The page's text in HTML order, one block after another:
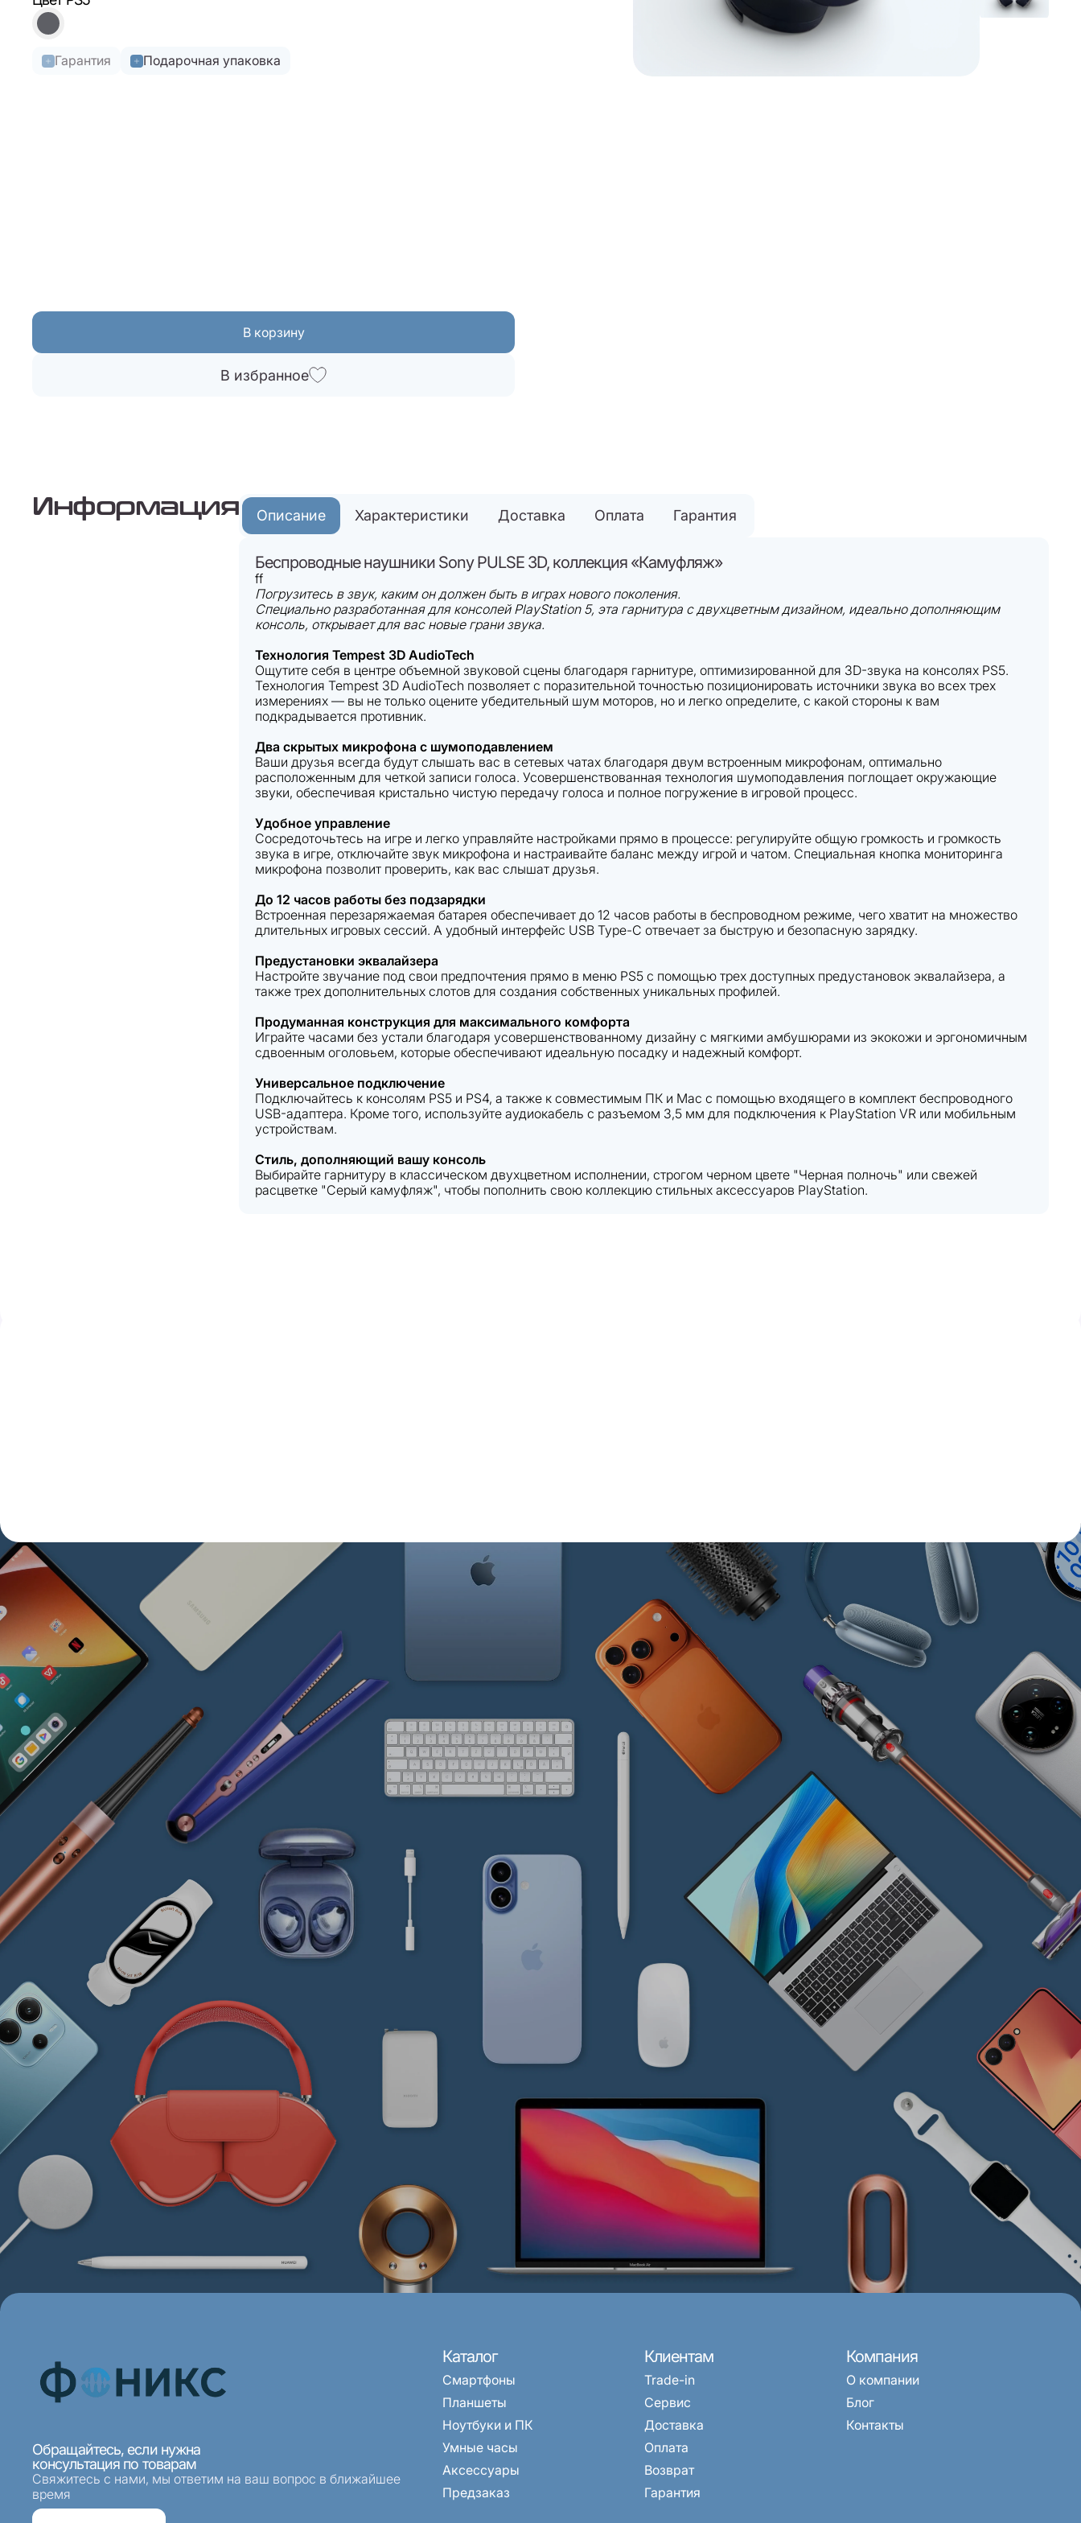
Гарантия Подарочная упаковка
В корзину
В избранное
Информация Описание Характеристики Доставка Оплата Гарантия
Беспроводные наушники Sony PULSE 3D, коллекция «Камуфляж»
ff
Погрузитесь в звук, каким он должен быть в играх нового поколения.
Специально разработанная для консолей PlayStation 5, эта гарнитура с двухцветным дизайном, идеально дополняющим
консоль, открывает для вас новые грани звука.
Технология Tempest 3D AudioTech
Ощутите себя в центре объемной звуковой сцены благодаря гарнитуре, оптимизированной для 3D-звука на консолях PS5.
Технология Tempest 3D AudioTech позволяет с поразительной точностью позиционировать источники звука во всех трех
измерениях — вы не только оцените убедительный шум моторов, но и легко определите, с какой стороны к вам
подкрадывается противник.
Два скрытых микрофона с шумоподавлением
Ваши друзья всегда будут слышать вас в сетевых чатах благодаря двум встроенным микрофонам, оптимально
расположенным для четкой записи голоса. Усовершенствованная технология шумоподавления поглощает окружающие
звуки, обеспечивая кристально чистую передачу голоса и полное погружение в игровой процесс.
Удобное управление
Сосредоточьтесь на игре и легко управляйте настройками прямо в процессе: регулируйте общую громкость и громкость
звука в игре, отключайте звук микрофона и настраивайте баланс между игрой и чатом. Специальная кнопка мониторинга
микрофона позволит проверить, как вас слышат друзья.
До 12 часов работы без подзарядки
Встроенная перезаряжаемая батарея обеспечивает до 12 часов работы в беспроводном режиме, чего хватит на множество
длительных игровых сессий. А удобный интерфейс USB Type-C отвечает за быструю и безопасную зарядку.
Предустановки эквалайзера
Настройте звучание под свои предпочтения прямо в меню PS5 с помощью трех доступных предустановок эквалайзера, а
также трех дополнительных слотов для создания собственных уникальных профилей.
Продуманная конструкция для максимального комфорта
Играйте часами без устали благодаря усовершенствованному дизайну с мягкими амбушюрами из экокожи и эргономичным
сдвоенным оголовьем, которые обеспечивают идеальную посадку и надежный комфорт.
Универсальное подключение
Подключайтесь к консолям PS5 и PS4, а также к совместимым ПК и Mac с помощью входящего в комплект беспроводного
USB-адаптера. Кроме того, используйте аудиокабель с разъемом 3,5 мм для подключения к PlayStation VR или мобильным
устройствам.
Стиль, дополняющий вашу консоль
Выбирайте гарнитуру в классическом двухцветном исполнении, строгом черном цвете "Черная полночь" или свежей
расцветке "Серый камуфляж", чтобы пополнить свою коллекцию стильных аксессуаров PlayStation.
Обращайтесь, если нужна
консультация по товарам
Свяжитесь с нами, мы ответим на ваш вопрос в ближайшее
время
Каталог
Смартфоны
Планшеты
Ноутбуки и ПК
Умные часы
Аксессуары
Предзаказ
Клиентам
Trade-in
Сервис
Доставка
Оплата
Возврат
Гарантия
Компания
О компании
Блог
Контакты